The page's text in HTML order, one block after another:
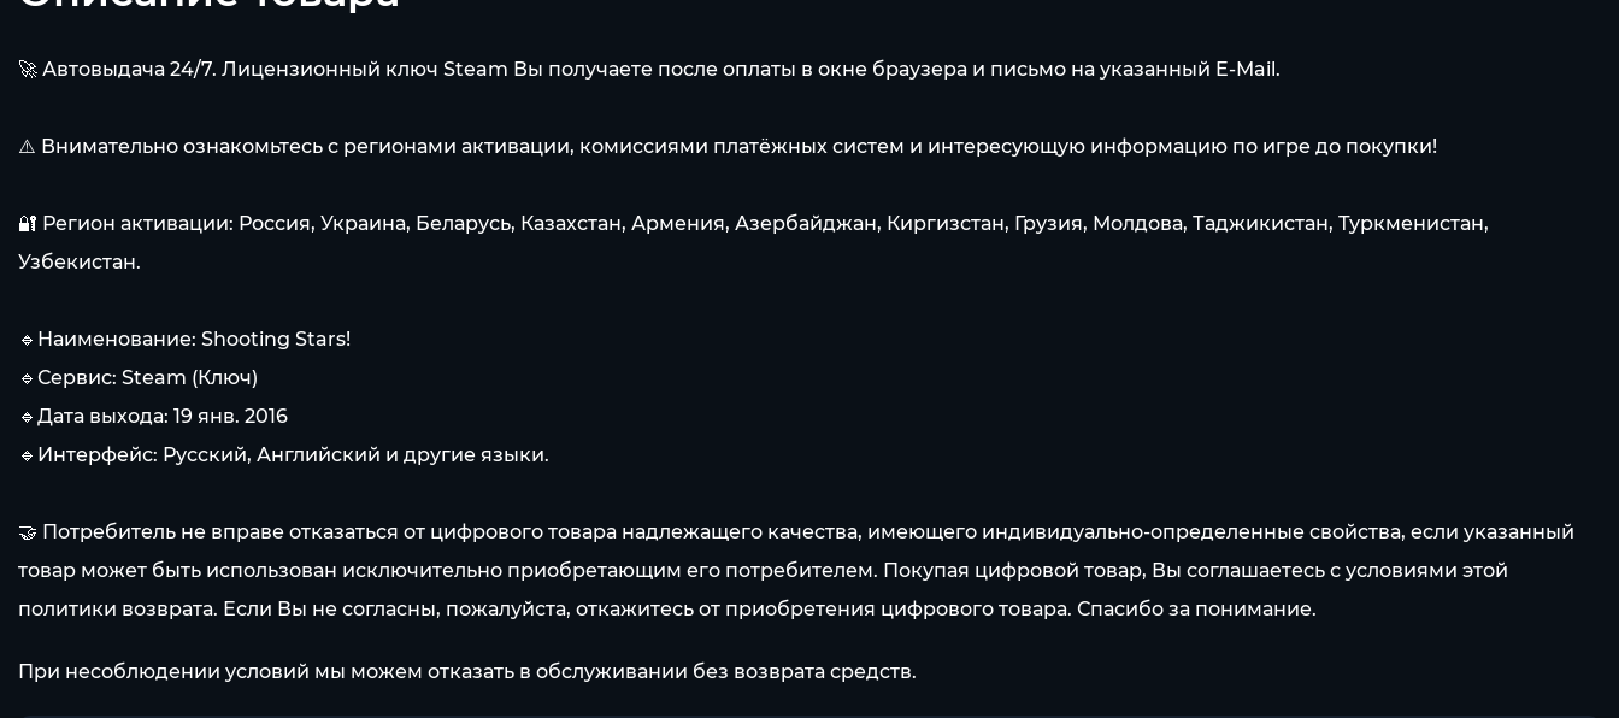
🚀 Автовыдача 24/7. Лицензионный ключ Steam Вы получаете после оплаты в окне браузера и письмо на указанный E-Mail.
⚠️ Внимательно ознакомьтесь с регионами активации, комиссиями платёжных систем и интересующую информацию по игре до покупки!
🔐 Регион активации: Россия, Украина, Беларусь, Казахстан, Армения, Азербайджан, Киргизстан, Грузия, Молдова, Таджикистан, Туркменистан,
Узбекистан.
🔹Наименование: Shooting Stars!
🔹Сервис: Steam (Ключ)
🔹Дата выхода: 19 янв. 2016
🔹Интерфейс: Русский, Английский и другие языки.
🤝 Потребитель не вправе отказаться от цифрового товара надлежащего качества, имеющего индивидуально-определенные свойства, если указанный
товар может быть использован исключительно приобретающим его потребителем. Покупая цифровой товар, Вы соглашаетесь с условиями этой
политики возврата. Если Вы не согласны, пожалуйста, откажитесь от приобретения цифрового товара. Спасибо за понимание.
При несоблюдении условий мы можем отказать в обслуживании без возврата средств.